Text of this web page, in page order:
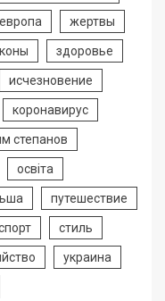
европа жертвы
здоровье
исчезновение
коронавирус
степанов
освіта
путешествие
стиль
украина